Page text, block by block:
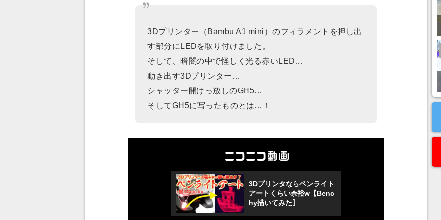
3Dプリンター（Bambu A1 mini）のフィラメントを押し出
す部分にLEDを取り付けました。
そして、暗闇の中で怪しく光る赤いLED…
動き出す3Dプリンター…
シャッター開けっ放しのGH5…
そしてGH5に写ったものとは…！